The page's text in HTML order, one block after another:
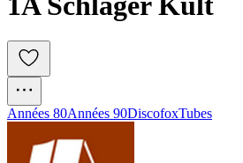
Années 80Années 90DiscofoxTubes